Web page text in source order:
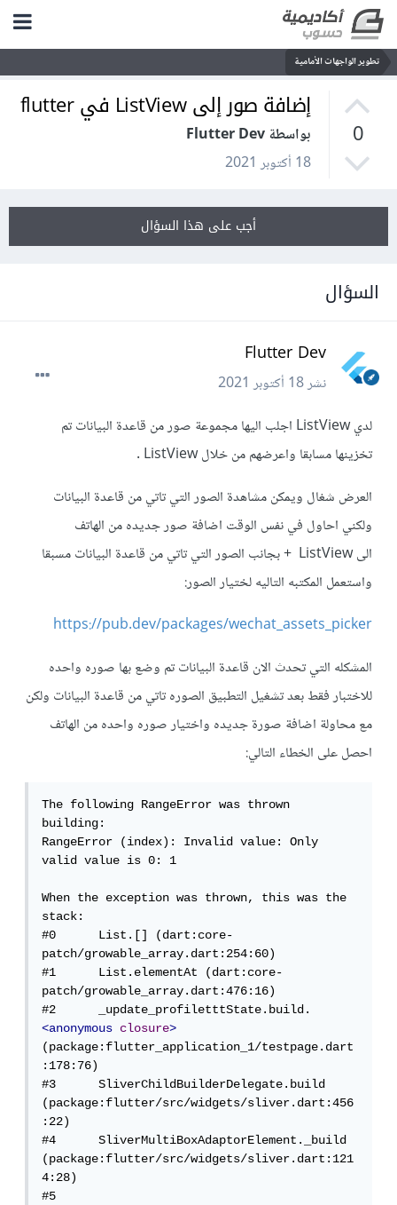
تطوير الواجهات الأمامية
0
إضافة صور إلى ListView في flutter
بواسطة Flutter Dev
18 أكتوبر 2021
أجب على هذا السؤال
السؤال
Flutter Dev
نشر18 أكتوبر 2021
لدي ListView اجلب اليها مجموعة صور من قاعدة البيانات تم
تخزينها مسابقا واعرضهم من خلال ListView .
العرض شغال ويمكن مشاهدة الصور التي تاتي من قاعدة البيانات
ولكني احاول في نفس الوقت اضافة صور جديده من الهاتف
الى ListView + بجانب الصور التي تاتي من قاعدة البيانات مسبقا
واستعمل المكتبه التاليه لختيار الصور:
https://pub.dev/packages/wechat_assets_picker
المشكله التي تحدث الان قاعدة البيانات تم وضع بها صوره واحده
للاختبار فقط بعد تشغيل التطبيق الصوره تاتي من قاعدة البيانات ولكن
مع محاولة اضافة صورة جديده واختيار صوره واحده من الهاتف
احصل على الخطاء التالي:
The following RangeError was thrown
building:
RangeError (index): Invalid value: Only
valid value is 0: 1
When the exception was thrown, this was the
stack:
#0      List.[] (dart:core-
patch/growable_array.dart:254:60)
#1      List.elementAt (dart:core-
patch/growable_array.dart:476:16)
#2      _update_profiletttState.build.
<anonymous
closure>
(package:flutter_application_1/testpage.dart
:178:76)
#3      SliverChildBuilderDelegate.build
(package:flutter/src/widgets/sliver.dart:456
:22)
#4      SliverMultiBoxAdaptorElement._build
(package:flutter/src/widgets/sliver.dart:121
4:28)
#5